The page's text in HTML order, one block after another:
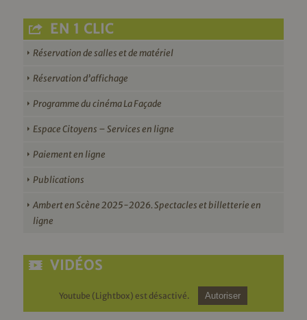
EN 1 CLIC
Réservation de salles et de matériel
Réservation d’affichage
Programme du cinéma La Façade
Espace Citoyens – Services en ligne
Paiement en ligne
Publications
Ambert en Scène 2025-2026. Spectacles et billetterie en
ligne
VIDÉOS
Youtube (Lightbox) est désactivé. Autoriser